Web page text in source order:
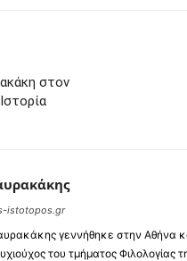
στον
istotopos.gr
γεννήθηκε στην Αθήνα
του τμήματος Φιλολογίας